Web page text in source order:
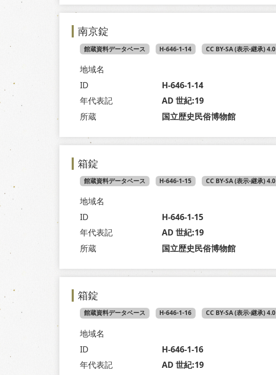
南京錠
館蔵資料データベース H-646-1-14 CC BY-SA (表示-継承) 4.0
地域名
ID
H-646-1-14
年代表記
AD 世紀:19
所蔵
国立歴史民俗博物館
箱錠
館蔵資料データベース H-646-1-15 CC BY-SA (表示-継承) 4.0
地域名
ID
H-646-1-15
年代表記
AD 世紀:19
所蔵
国立歴史民俗博物館
箱錠
館蔵資料データベース H-646-1-16 CC BY-SA (表示-継承) 4.0
地域名
ID
H-646-1-16
年代表記
AD 世紀:19